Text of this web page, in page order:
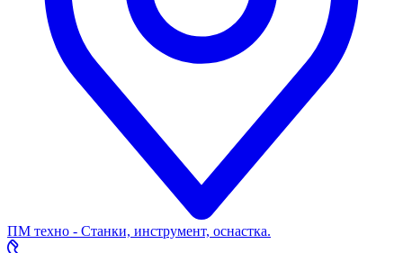
ПМ техно - Станки, инструмент, оснастка.